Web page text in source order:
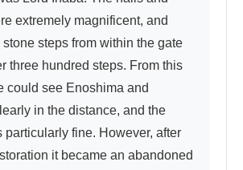
extremely magnificent, and
steps from within the gate
three hundred steps. From this
could see Enoshima and
in the distance, and the
particularly fine. However, after
it became an abandoned